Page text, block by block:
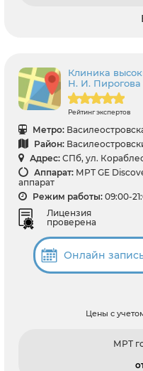
Клиника
Н. И.
Рейтинг экспертов
Метро:
Район:
Адрес: СПб, ул.
Аппарат: МРТ GE
аппарат
Режим работы: 09:00-
Лицензия
проверена
Онлайн
Цены с
МРТ